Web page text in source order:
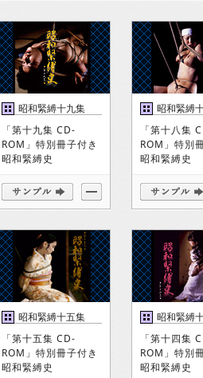
昭和緊縛十九集
「第十九集 CD-
ROM」特別冊子付き
昭和緊縛史
昭和緊縛
「第十八集
ROM」特別
昭和緊縛史
昭和緊縛十五集
「第十五集 CD-
ROM」特別冊子付き
昭和緊縛史
昭和緊縛
「第十四集
ROM」特別
昭和緊縛史